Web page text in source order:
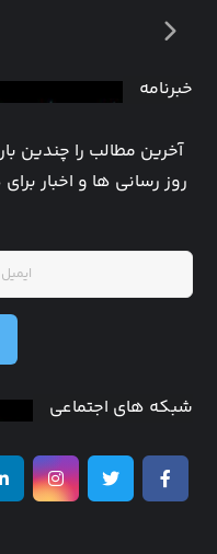
خبرنامه
آخرین مطالب را چندین
روز رسانی ها و اخبار
شبکه های اجتماعی